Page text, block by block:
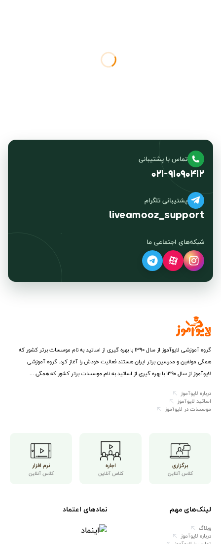
در حال بارگذاری...
تماس با پشتیبانی
۰۲۱-۹۱۰۹۰۴۱۲
پشتیبانی تلگرام
liveamooz_support
شبکه‌های اجتماعی ما
گروه آموزشی لایوآموز از سال ۱۳۹۰ با بهره گیری از اساتید به نام موسسات برتر کشور که
همگی مولفین و مدرسین برتر ایران هستند فعالیت خودش را آغاز کرد. گروه آموزشی
لایوآموز از سال ۱۳۹۰ با بهره گیری از اساتید به نام موسسات برتر کشور که همگی ...
درباره لایوآموز
اساتید لایوآموز
موسسات در لایوآموز
برگزاری
کلاس آنلاین
اجاره
کلاس آنلاین
نرم افزار
کلاس آنلاین
لینک‌های مهم
وبلاگ
درباره لایوآموز
نمادهای اعتماد